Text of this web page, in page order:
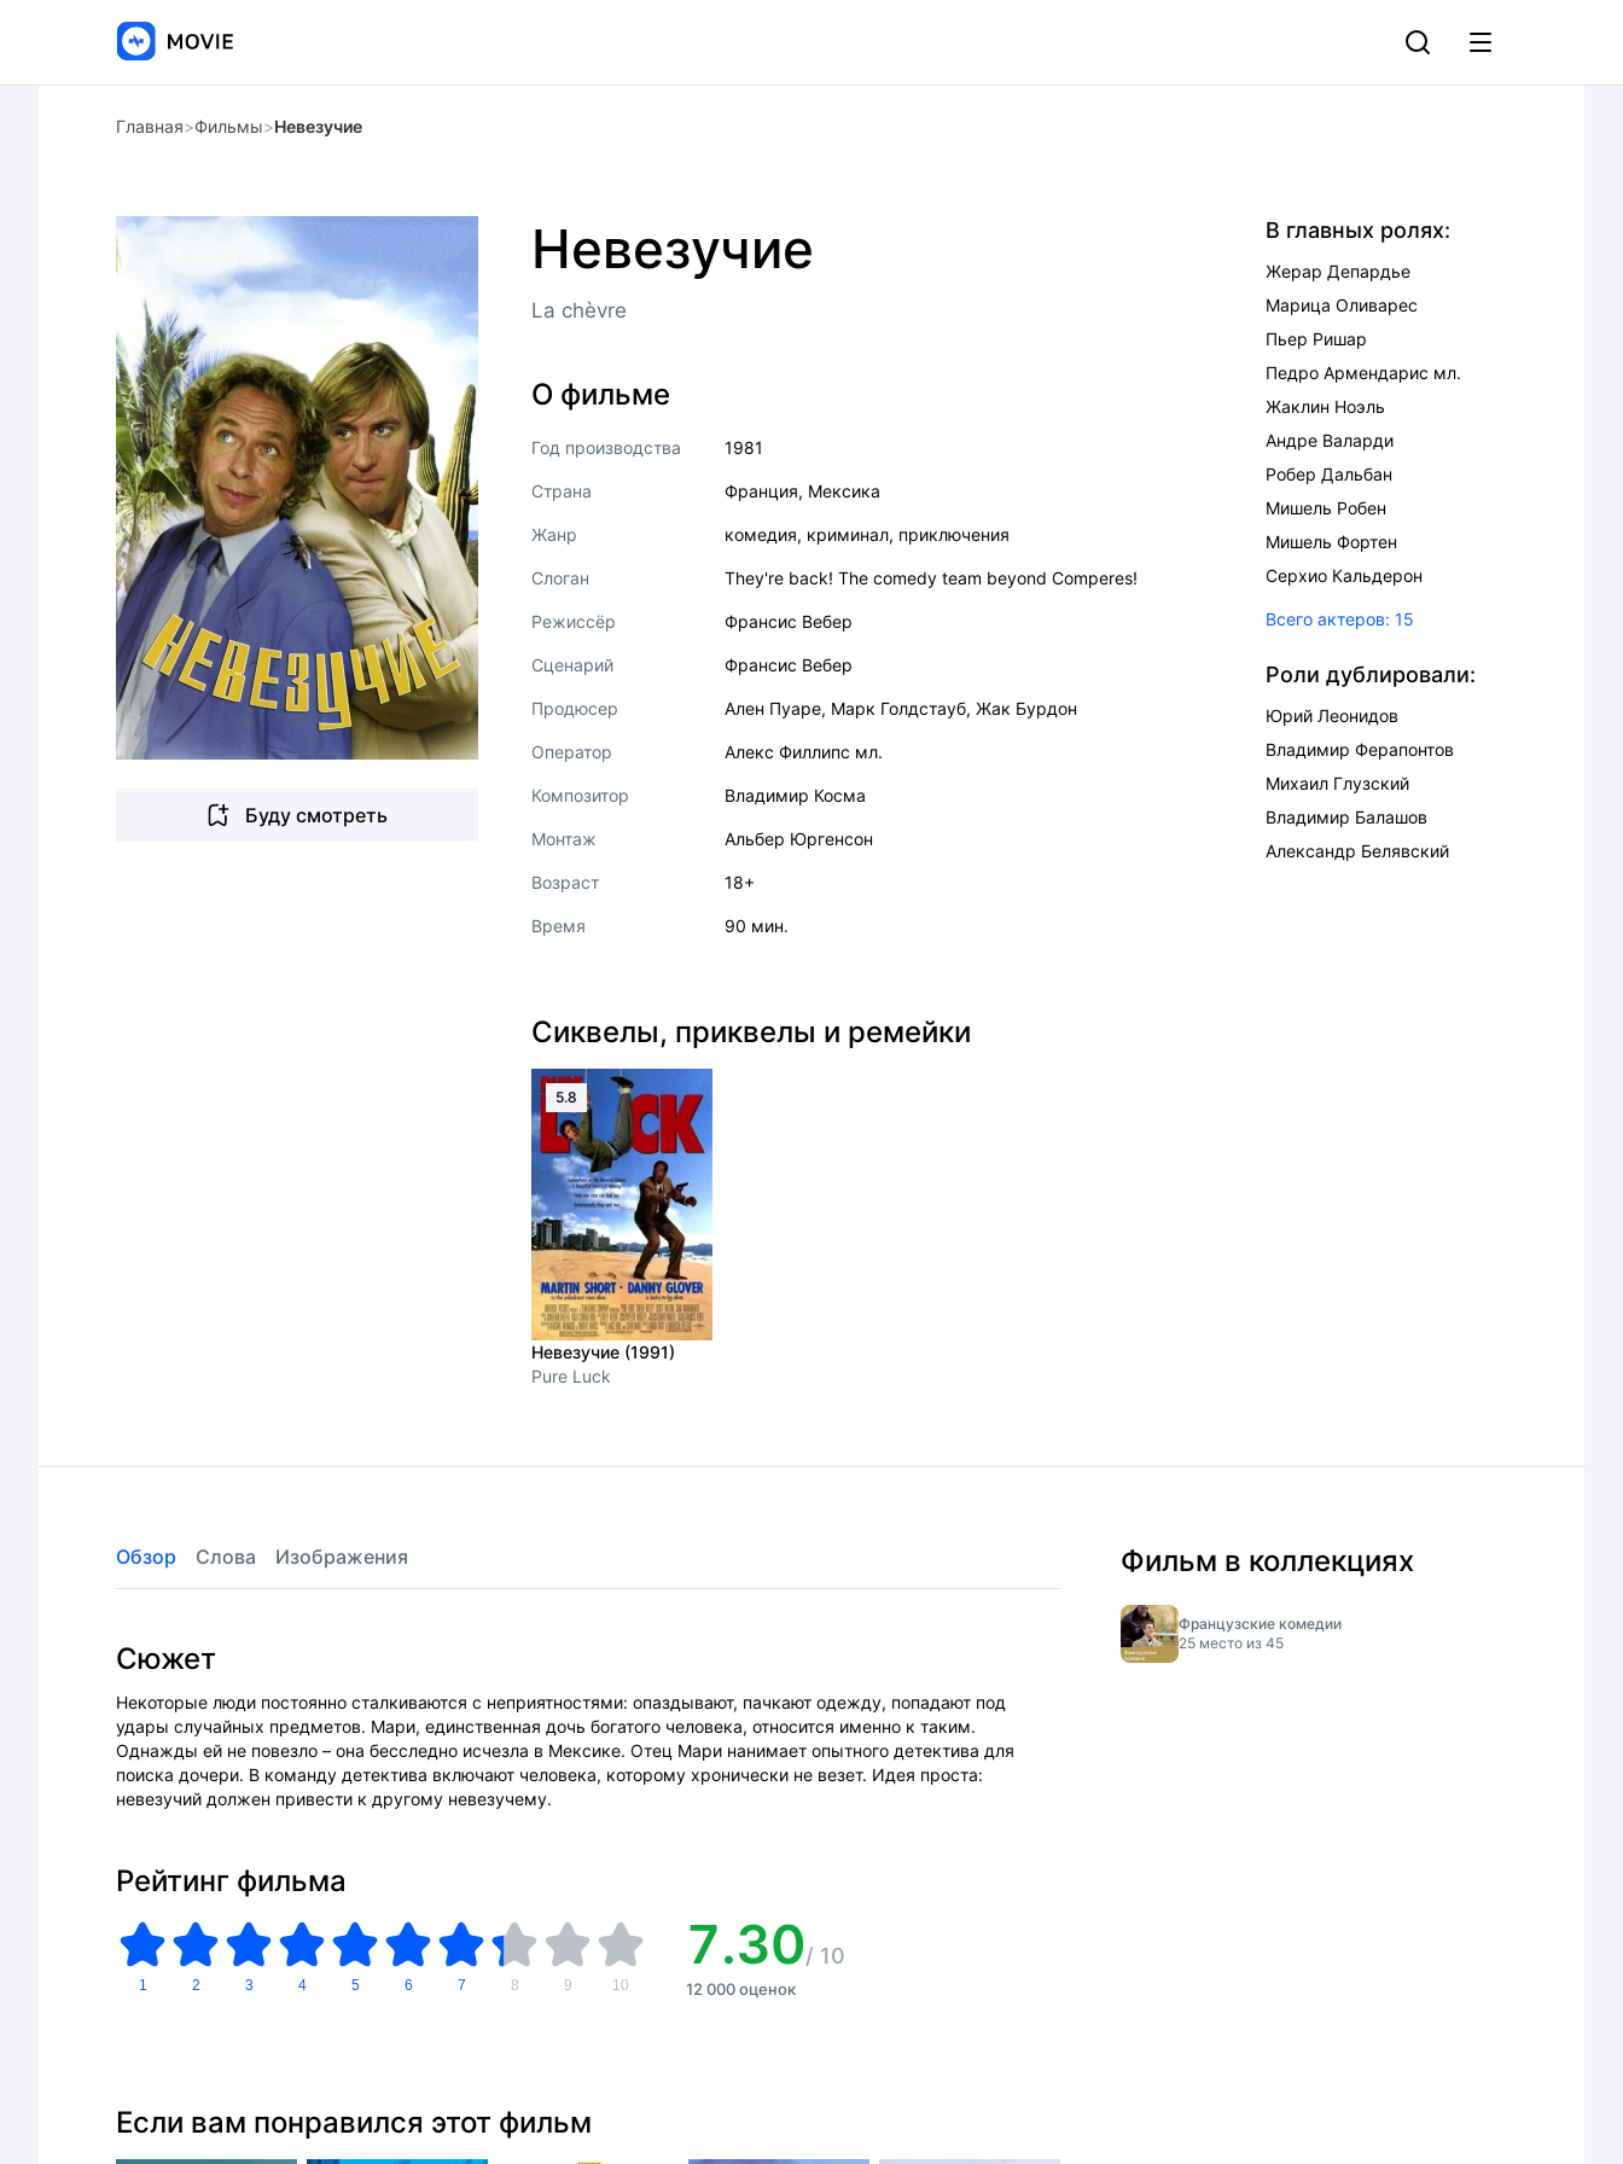
Главная>Фильмы>Невезучие
Буду смотреть
Невезучие
La chèvre
О фильме
Год производства 1981
Страна Франция, Мексика
Жанр комедия, криминал, приключения
Слоган They're back! The comedy team beyond Comperes!
Режиссёр Франсис Вебер
Сценарий Франсис Вебер
Продюсер Ален Пуаре, Марк Голдстауб, Жак Бурдон
Оператор Алекс Филлипс мл.
Композитор Владимир Косма
Монтаж Альбер Юргенсон
Возраст 18+
Время 90 мин.
В главных ролях:
Жерар Депардье
Марица Оливарес
Пьер Ришар
Педро Армендарис мл.
Жаклин Ноэль
Андре Валарди
Робер Дальбан
Мишель Робен
Мишель Фортен
Серхио Кальдерон
Всего актеров: 15
Роли дублировали:
Юрий Леонидов
Владимир Ферапонтов
Михаил Глузский
Владимир Балашов
Александр Белявский
Сиквелы, приквелы и ремейки
5.8
Невезучие (1991)
Pure Luck
Обзор Слова Изображения
Сюжет
Некоторые люди постоянно сталкиваются с неприятностями: опаздывают, пачкают одежду, попадают под
удары случайных предметов. Мари, единственная дочь богатого человека, относится именно к таким.
Однажды ей не повезло – она бесследно исчезла в Мексике. Отец Мари нанимает опытного детектива для
поиска дочери. В команду детектива включают человека, которому хронически не везет. Идея проста:
невезучий должен привести к другому невезучему.
Рейтинг фильма
1 2 3 4 5 6 7 8 9 10
7.30/ 10
12 000 оценок
Если вам понравился этот фильм
Фильм в коллекциях
Французские комедии
25 место из 45